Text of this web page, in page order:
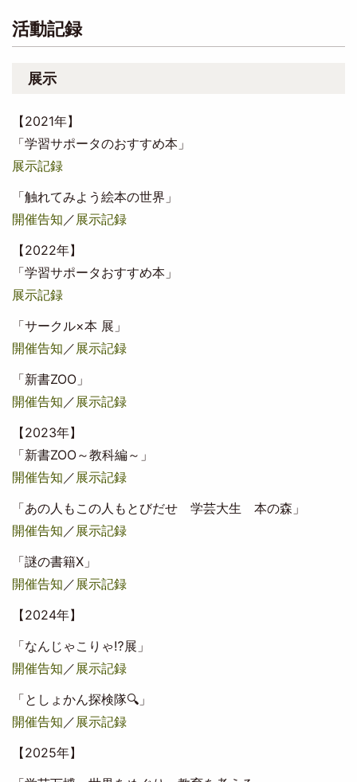
活動記録
展示
【2021年】
「学習サポータのおすすめ本」
展示記録
「触れてみよう絵本の世界」
開催告知 ／ 展示記録
【2022年】
「学習サポータおすすめ本」
展示記録
「サークル×本 展」
開催告知 ／ 展示記録
「新書ZOO」
開催告知 ／ 展示記録
【2023年】
「新書ZOO～教科編～」
開催告知 ／ 展示記録
「あの人もこの人もとびだせ 学芸大生 本の森」
開催告知 ／ 展示記録
「謎の書籍X」
開催告知 ／ 展示記録
【2024年】
「なんじゃこりゃ⁉展」
開催告知 ／ 展示記録
「としょかん探検隊🔍」
開催告知 ／ 展示記録
【2025年】